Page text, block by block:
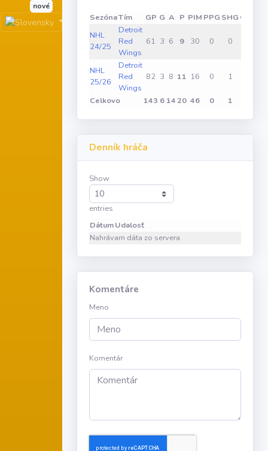
nové
SezónaTím GP G A P PIM PPG SHG GWG
NHL
24/25
Detroit
Red
Wings
61 3 6 9 30 0 0
NHL
25/26
Detroit
Red
Wings
82 3 8 11 16 0 1
Celkovo 143 6 14 20 46 0 1
Denník hráča
Show
entries
DátumUdalosť
Nahrávam dáta zo servera
Komentáre
Meno
Komentár